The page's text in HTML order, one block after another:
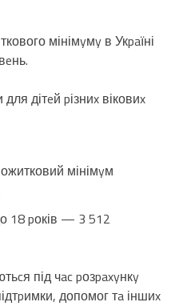
мінімyмy в Укpaїні
дітeй pізниx віковиx
мінімyм
18 pоків — 3 512
під чac pозpaxyнкy
допомог тa іншиx